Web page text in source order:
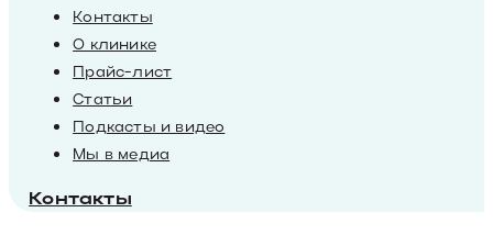
Контакты
О клинике
Прайс-лист
Статьи
Подкасты и видео
Мы в медиа
Контакты